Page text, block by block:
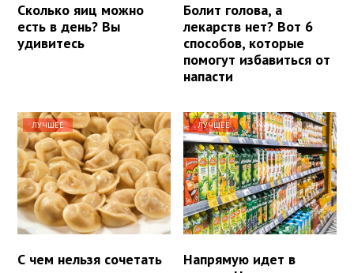
Сколько яиц можно
есть в день? Вы
удивитесь
Болит голова, а
лекарств нет? Вот 6
способов, которые
помогут избавиться от
напасти
ЛУЧШЕЕ
С чем нельзя сочетать
ЛУЧШЕЕ
Напрямую идет в